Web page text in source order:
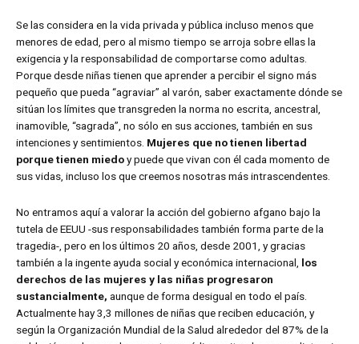
Se las considera en la vida privada y pública incluso menos que
menores de edad, pero al mismo tiempo se arroja sobre ellas la
exigencia y la responsabilidad de comportarse como adultas.
Porque desde niñas tienen que aprender a percibir el signo más
pequeño que pueda “agraviar” al varón, saber exactamente dónde se
sitúan los límites que transgreden la norma no escrita, ancestral,
inamovible, “sagrada”, no sólo en sus acciones, también en sus
intenciones y sentimientos. Mujeres que no tienen libertad
porque tienen miedoy puede que vivan con él cada momento de
sus vidas, incluso los que creemos nosotras más intrascendentes.
No entramos aquí a valorar la acción del gobierno afgano bajo la
tutela de EEUU -sus responsabilidades también forma parte de la
tragedia-, pero en los últimos 20 años, desde 2001, y gracias
también a la ingente ayuda social y económica internacional, los
derechos de las mujeres y las niñas progresaron
sustancialmente, aunque de forma desigual en todo el país.
Actualmente hay 3,3 millones de niñas que reciben educación, y
según la Organización Mundial de la Salud alrededor del 87% de la